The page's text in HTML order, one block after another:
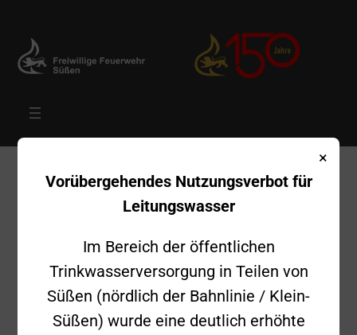
×
Vorübergehendes Nutzungsverbot für
Leitungswasser
Im Bereich der öffentlichen
Trinkwasserversorgung in Teilen von
Süßen (nördlich der Bahnlinie / Klein-
Süßen) wurde eine deutlich erhöhte